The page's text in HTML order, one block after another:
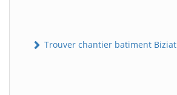
Trouver chantier batiment Biziat